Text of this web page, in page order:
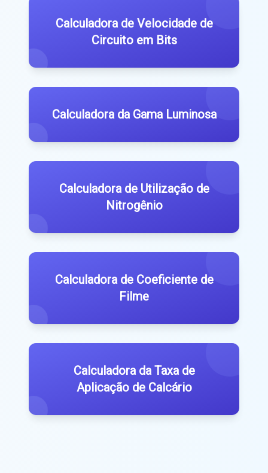
Calculadora de Velocidade de
Circuito em Bits
Calculadora da Gama Luminosa
Calculadora de Utilização de
Nitrogênio
Calculadora de Coeficiente de
Filme
Calculadora da Taxa de
Aplicação de Calcário